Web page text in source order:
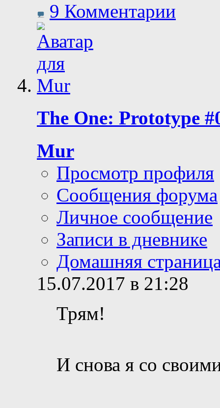
9 Комментарии
The One: Prototype
Mur
Просмотр профиля
Сообщения форума
Личное сообщение
Записи в дневнике
Домашняя
15.07.2017 в 21:28
Трям!
И снова я со